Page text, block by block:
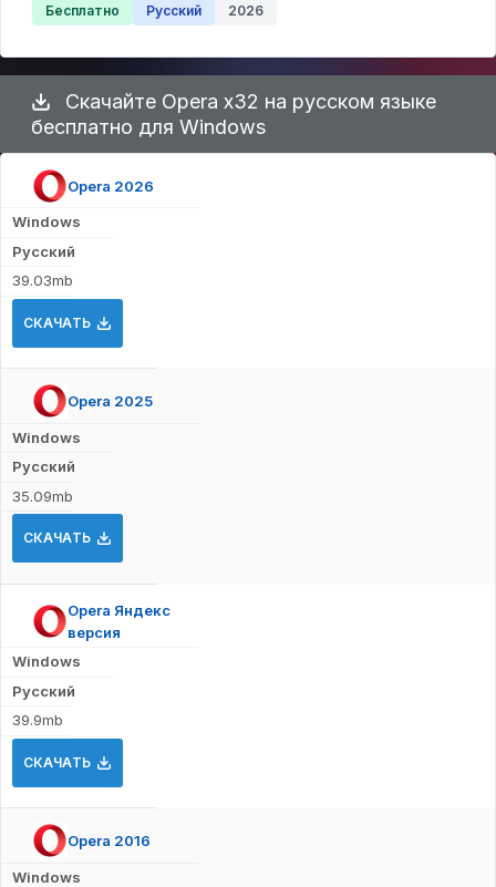
Бесплатно Русский 2026
Скачайте Opera x32 на русском языке
бесплатно для Windows
Opera 2026
Windows
Русский
39.03mb
СКАЧАТЬ
Opera 2025
Windows
Русский
35.09mb
СКАЧАТЬ
Opera Яндекс
версия
Windows
Русский
39.9mb
СКАЧАТЬ
Opera 2016
Windows